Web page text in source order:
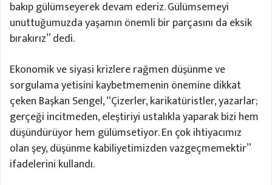
bakıp gülümseyerek devam ederiz. Gülümsemeyi
unuttuğumuzda yaşamın önemli bir parçasını da eksik
bırakırız” dedi.
Ekonomik ve siyasi krizlere rağmen düşünme ve
sorgulama yetisini kaybetmemenin önemine dikkat
çeken Başkan Sengel, “Çizerler, karikatüristler, yazarlar;
gerçeği incitmeden, eleştiriyi ustalıkla yaparak bizi hem
düşündürüyor hem gülümsetiyor. En çok ihtiyacımız
olan şey, düşünme kabiliyetimizden vazgeçmemektir”
ifadelerini kullandı.